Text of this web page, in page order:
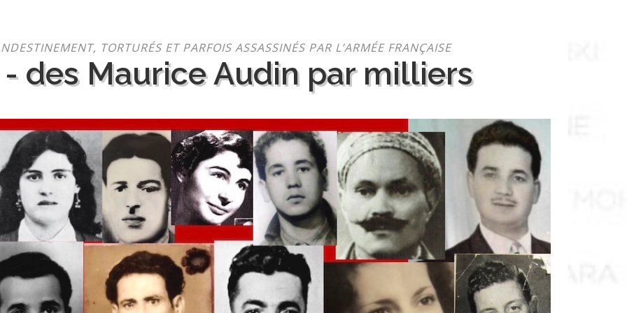
TORTURÉS ET PARFOIS ASSASSINÉS PAR L’ARMÉE FRANÇAISE
des Maurice Audin par milliers